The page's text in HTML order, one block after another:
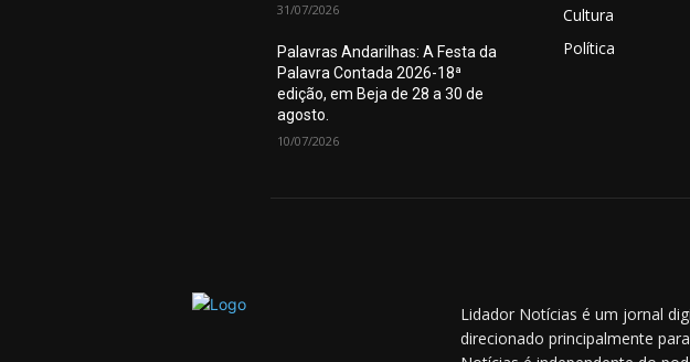
31/07/2026
Palavras Andarilhas: A Festa da
Palavra Contada 2026-18ª
edição, em Beja de 28 a 30 de
agosto.
10/07/2026
Cultura
Política
Lidador Notícias é um jornal
direcionado principalmente